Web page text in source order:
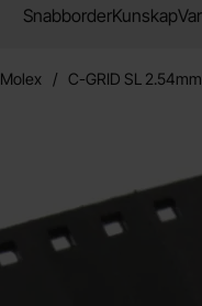
SnabborderKunskap
Molex C-GRID SL 2.54mm